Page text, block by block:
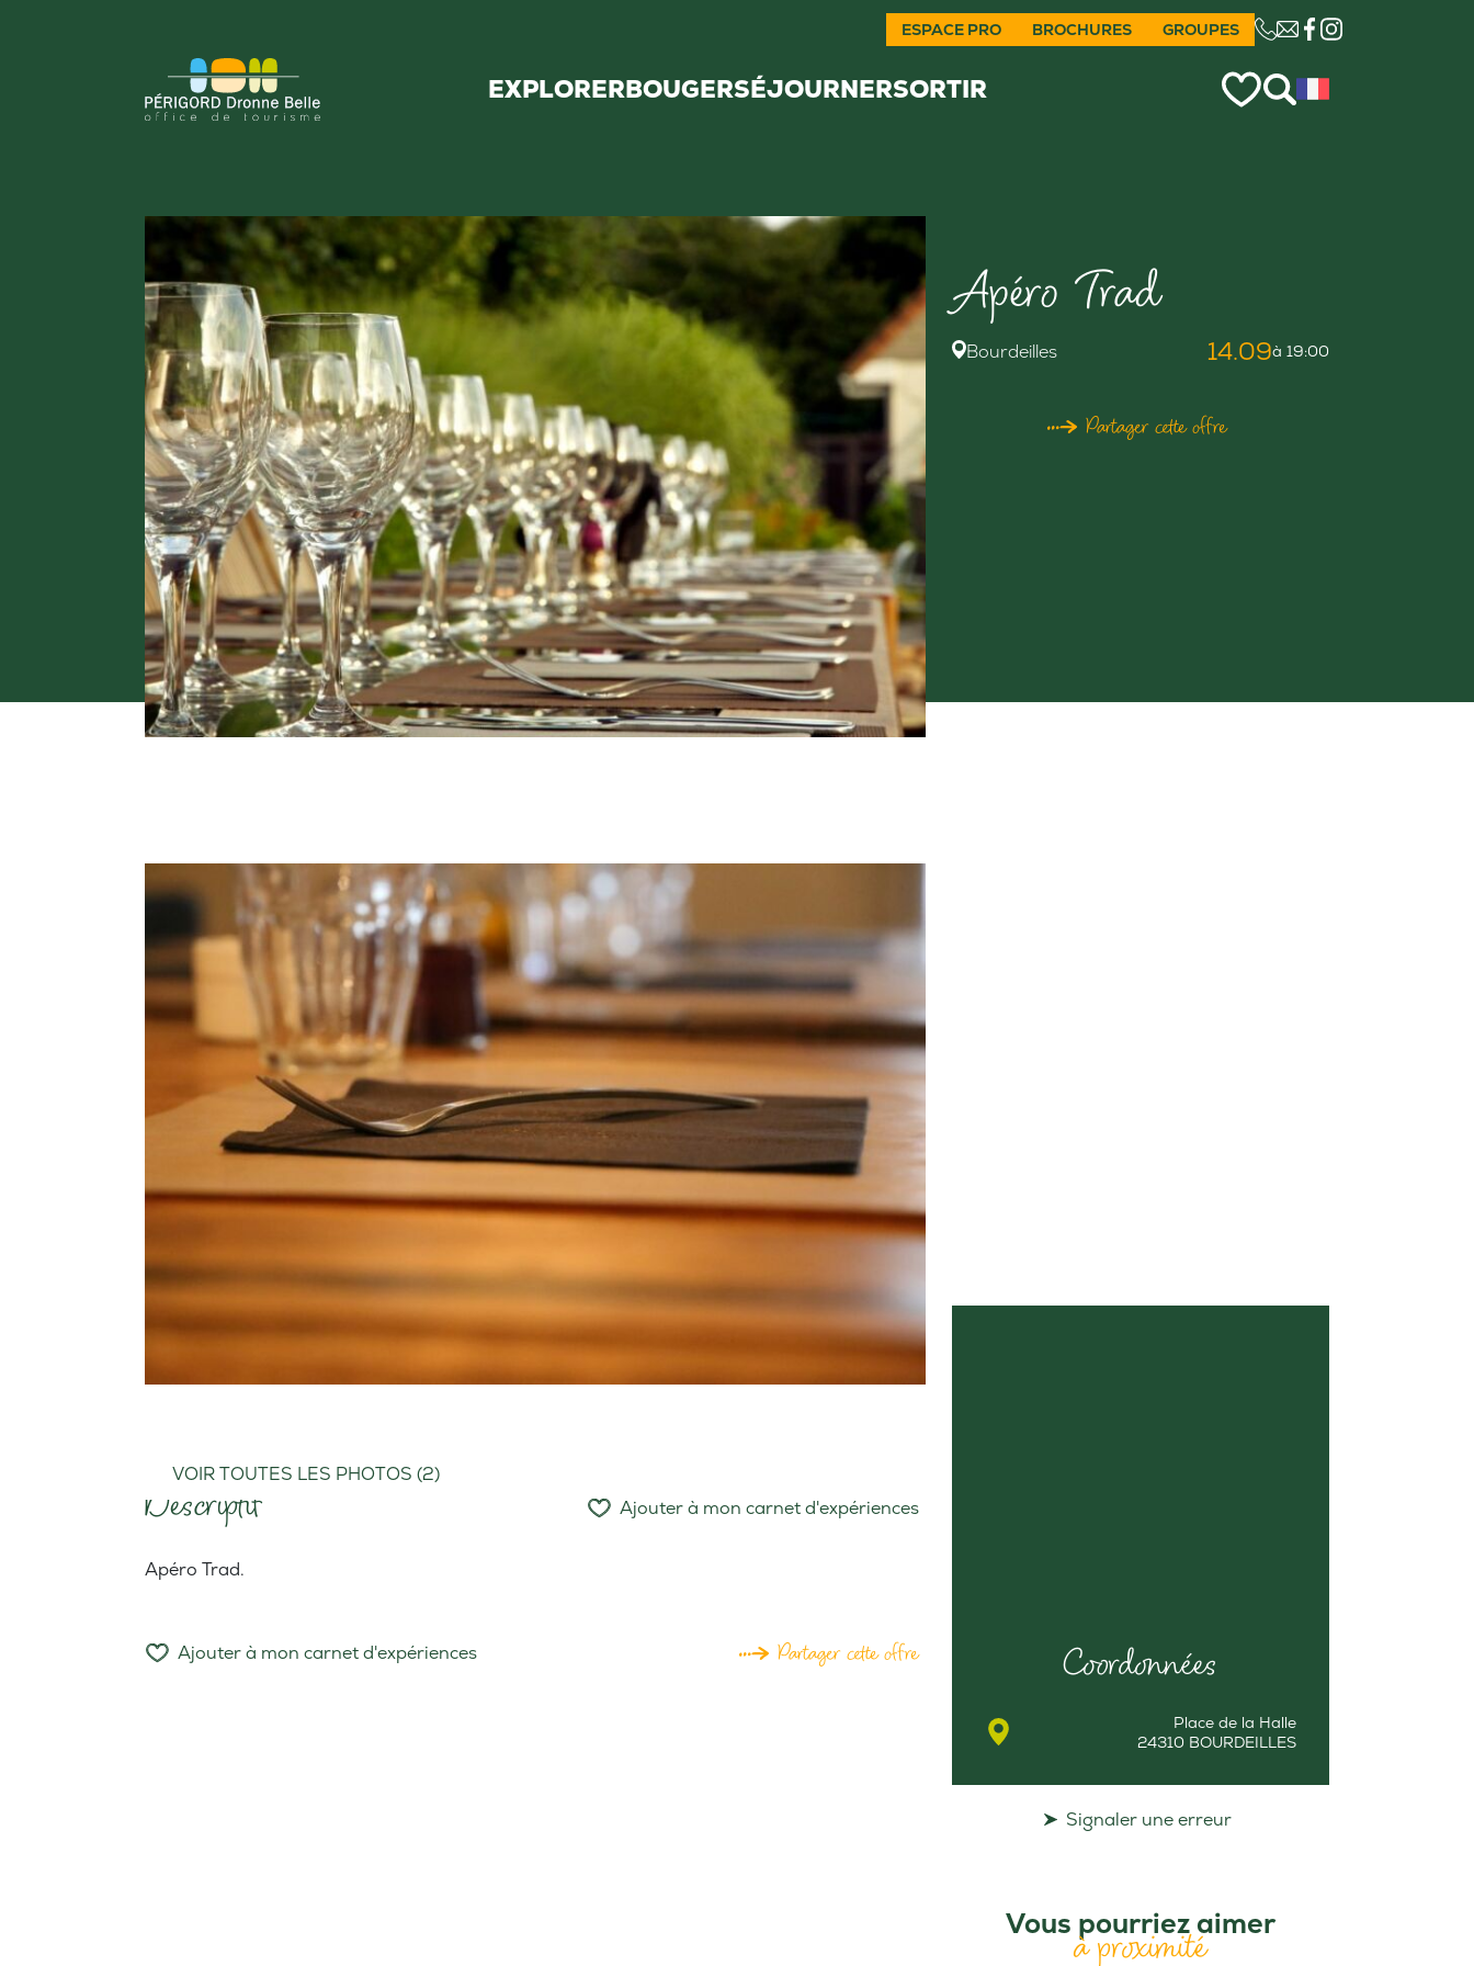
ESPACE PRO BROCHURES GROUPES CE LIEN OUVRIRA
EXPLORERBOUGERSÉJOURNERSORTIR
VOIR TOUTES LES PHOTOS (2)
Apéro Trad
Bourdeilles 14.09à 19:00
Partager cette offre
Descriptif Ajouter à mon carnet d'expériences
Apéro Trad.
Ajouter à mon carnet d'expériences Partager cette offre Coordonnées
Place de la Halle
24310 BOURDEILLES
Signaler une erreur
Vous pourriez aimer
à proximité